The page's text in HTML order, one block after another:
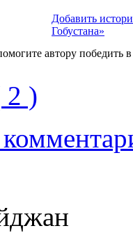
Добавить
Гобустана»
автору победить
2 )